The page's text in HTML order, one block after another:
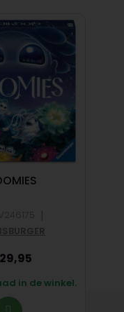
|
29,95
in de winkel.